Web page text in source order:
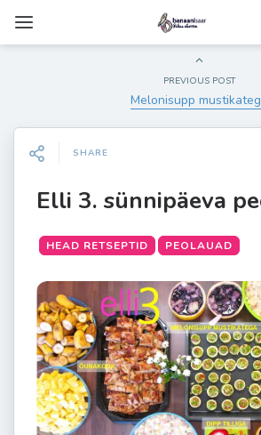
PREVIOUS POST
Melonisupp
SHARE
Elli 3. sünnipäeva
HEAD RETSEPTID PEOLAUAD